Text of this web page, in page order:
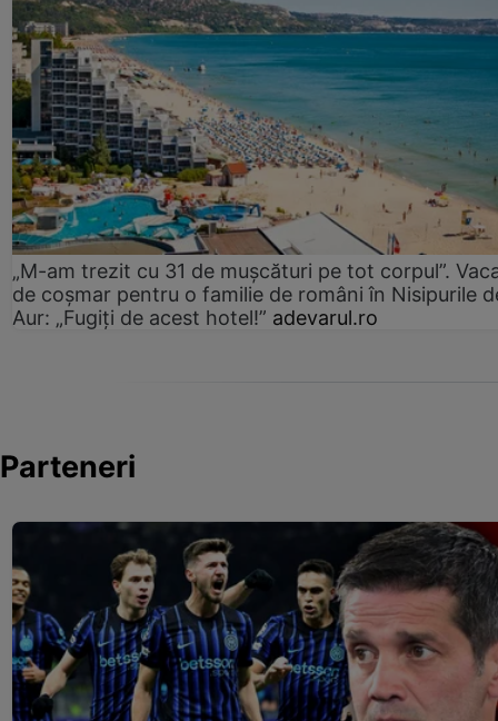
„M-am trezit cu 31 de mușcături pe tot corpul”.
de coșmar pentru o familie de români în Nisipurile
Aur: „Fugiți de acest hotel!” adevarul.ro
Parteneri